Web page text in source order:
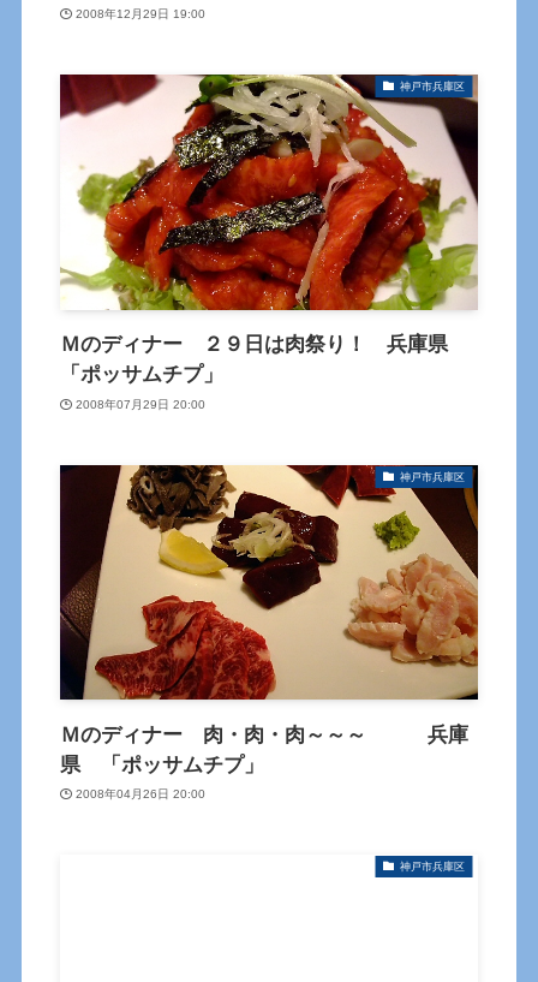
2008年12月29日 19:00
神戸市兵庫区
Ｍのディナー ２９日は肉祭り！ 兵庫県
「ポッサムチプ」
2008年07月29日 20:00
神戸市兵庫区
Ｍのディナー 肉・肉・肉～～～ 兵庫
県 「ポッサムチプ」
2008年04月26日 20:00
神戸市兵庫区